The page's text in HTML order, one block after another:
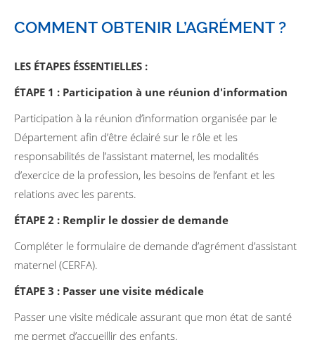
COMMENT OBTENIR L’AGRÉMENT ?
LES ÉTAPES ÉSSENTIELLES :
ÉTAPE 1 : Participation à une réunion d'information
Participation à la réunion d’information organisée par le
Département afin d’être éclairé sur le rôle et les
responsabilités de l’assistant maternel, les modalités
d’exercice de la profession, les besoins de l’enfant et les
relations avec les parents.
ÉTAPE 2 : Remplir le dossier de demande
Compléter le formulaire de demande d’agrément d’assistant
maternel (CERFA).
ÉTAPE 3 : Passer une visite médicale
Passer une visite médicale assurant que mon état de santé
me permet d’accueillir des enfants.